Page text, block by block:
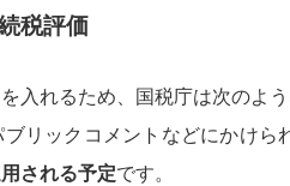
税評価
入れるため、国税庁は次のよ
リックコメントなどにかけら
される予定です。